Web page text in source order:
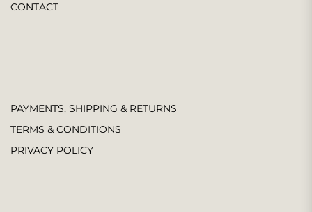
CONTACT
PAYMENTS, SHIPPING & RETURNS
TERMS & CONDITIONS
PRIVACY POLICY